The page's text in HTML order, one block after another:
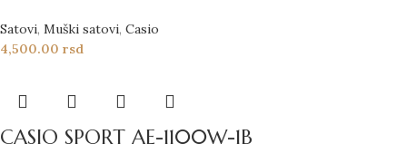
Satovi, Muški satovi, Casio
4,500.00 rsd
CASIO SPORT AE-1100W-1B